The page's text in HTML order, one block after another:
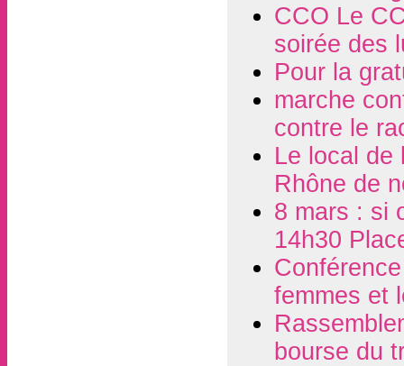
CCO Le
soirée des
Pour la
marche
contre le
Le local de
Rhône de
8 mars : si
14h30
femmes et
bourse du